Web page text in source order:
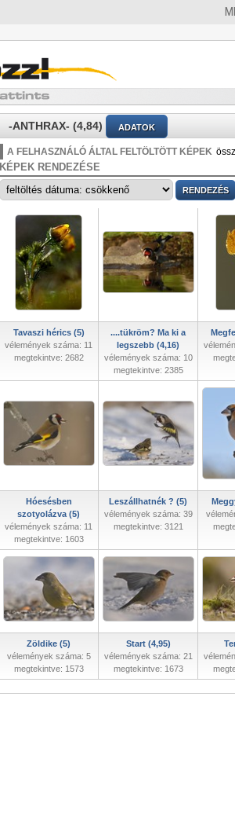
-ANTHRAX- (4,84) ADATOK
A FELHASZNÁLÓ ÁLTAL FELTÖLTÖTT KÉPEK
KÉPEK RENDEZÉSE
Tavaszi hérics (5)
vélemények száma: 11
megtekintve: 2682
....tükröm? Ma ki a
legszebb (4,16)
vélemények száma: 10
megtekintve: 2385
Hóesésben
szotyolázva (5)
vélemények száma: 11
megtekintve: 1603
Leszállhatnék ? (5)
vélemények száma: 39
megtekintve: 3121
Zöldike (5)
vélemények száma: 5
megtekintve: 1573
Start (4,95)
vélemények száma: 21
megtekintve: 1673